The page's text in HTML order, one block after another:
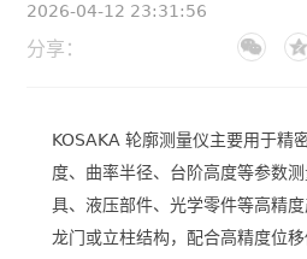
2026-04-12 23:31:56
分享：
KOSAKA 轮廓测量仪主要用于精
度、曲率半径、台阶高度等参数
具、液压部件、光学零件等高精
龙门或立柱结构，配合高精度位